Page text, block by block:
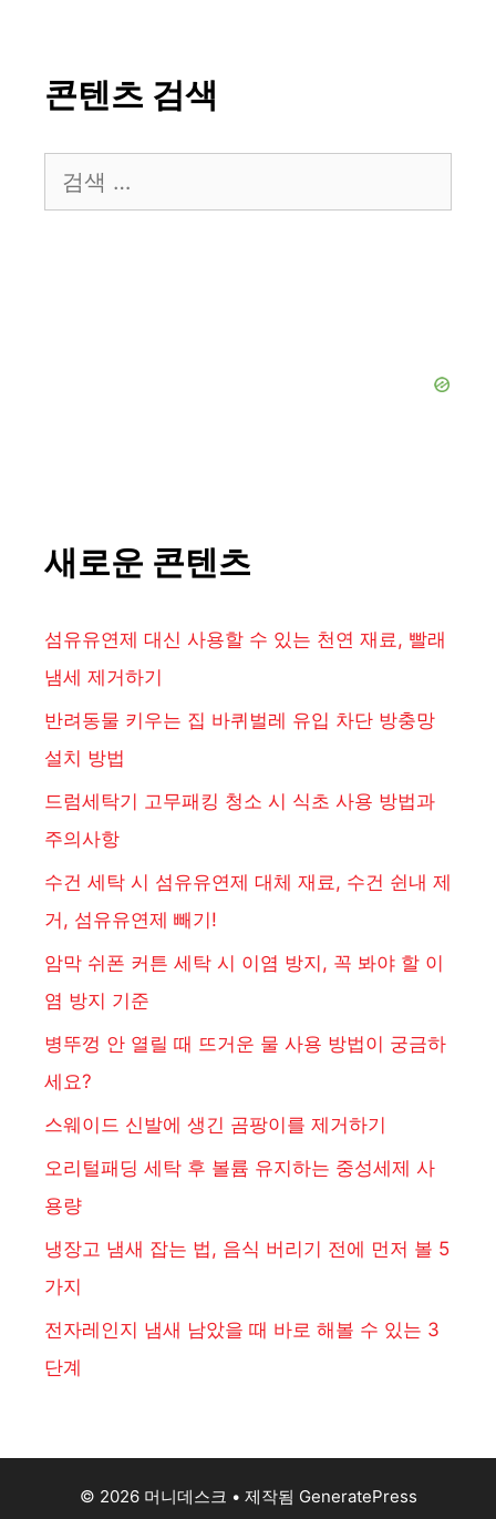
콘텐츠 검색
색:
새로운 콘텐츠
섬유유연제 대신 사용할 수 있는 천연 재료, 빨래
냄세 제거하기
반려동물 키우는 집 바퀴벌레 유입 차단 방충망
설치 방법
드럼세탁기 고무패킹 청소 시 식초 사용 방법과
주의사항
수건 세탁 시 섬유유연제 대체 재료, 수건 쉰내 제
거, 섬유유연제 빼기!
암막 쉬폰 커튼 세탁 시 이염 방지, 꼭 봐야 할 이
염 방지 기준
병뚜껑 안 열릴 때 뜨거운 물 사용 방법이 궁금하
세요?
스웨이드 신발에 생긴 곰팡이를 제거하기
오리털패딩 세탁 후 볼륨 유지하는 중성세제 사
용량
냉장고 냄새 잡는 법, 음식 버리기 전에 먼저 볼 5
가지
전자레인지 냄새 남았을 때 바로 해볼 수 있는 3
단계
© 2026 머니데스크 • 제작됨 GeneratePress